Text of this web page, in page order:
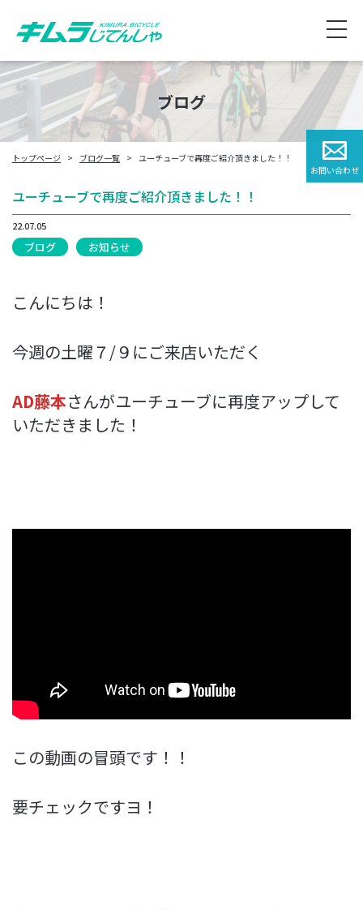
ブログ
トップページ ブログ一覧 ユーチューブで再度ご紹介頂きました！！
ユーチューブで再度ご紹介頂きました！！
22.07.05
ブログ お知らせ
こんにちは！
今週の土曜７/９にご来店いただく
AD藤本さんがユーチューブに再度アップして
いただきました！
この動画の冒頭です！！
要チェックですヨ！
お問い合わせ